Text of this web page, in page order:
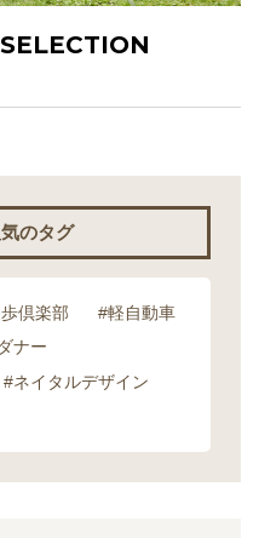
のタグ
倶楽部
#軽自動車
ナー
#ネイタルデザイン